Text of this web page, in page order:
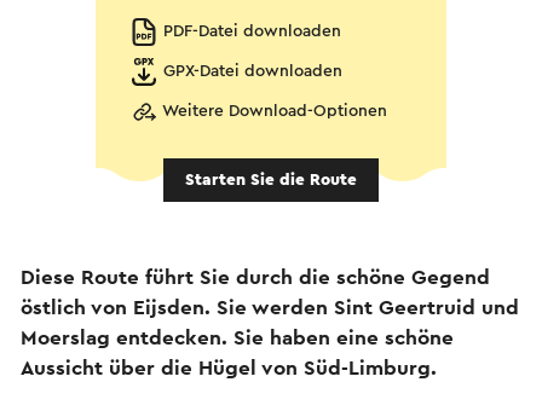
PDF-Datei downloaden
GPX-Datei downloaden
Weitere Download-Optionen
Starten Sie die Route
Diese Route führt Sie durch die schöne Gegend
östlich von Eijsden. Sie werden Sint Geertruid und
Moerslag entdecken. Sie haben eine schöne
Aussicht über die Hügel von Süd-Limburg.